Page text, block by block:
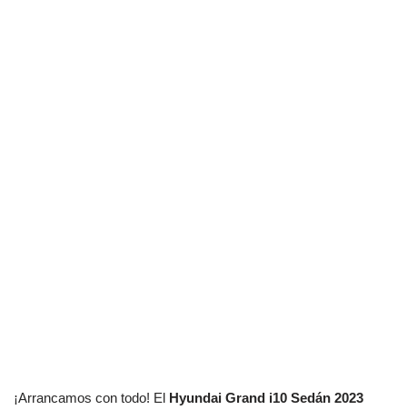
¡Arrancamos con todo! El Hyundai Grand i10 Sedán 2023